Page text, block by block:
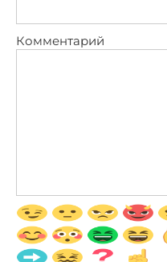
Комментарий